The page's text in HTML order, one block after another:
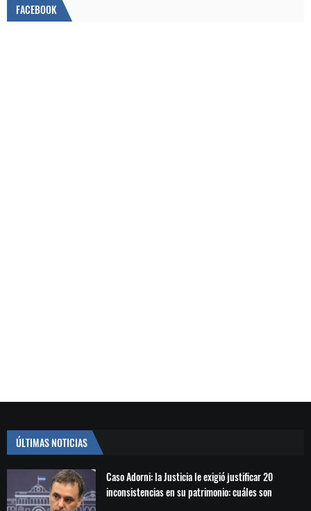
FACEBOOK
ÚLTIMAS NOTICIAS
Caso Adorni: la Justicia le exigió justificar 20
inconsistencias en su patrimonio: cuáles son